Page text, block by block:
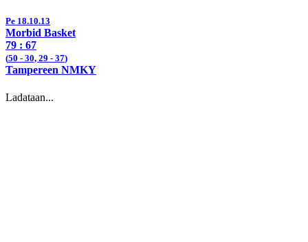
Pe 18.10.13
Morbid Basket
79 : 67
(50 - 30, 29 - 37)
Tampereen NMKY
Ladataan...